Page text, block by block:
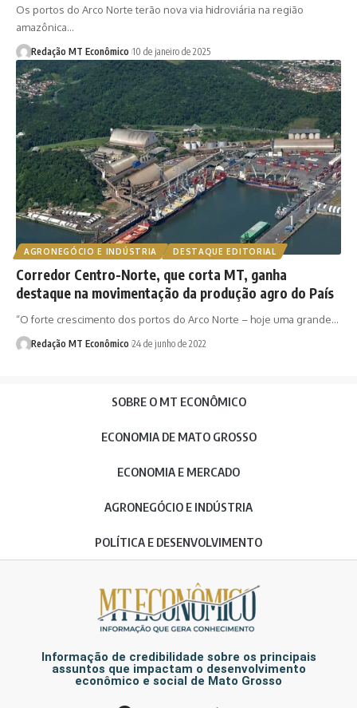
Os portos do Arco Norte terão nova via hidroviária na região
amazônica…
Redação MT Econômico 10 de janeiro de 2025
AGRONEGÓCIO E INDÚSTRIA DESTAQUE EDITORIAL
Corredor Centro-Norte, que corta MT, ganha
destaque na movimentação da produção agro do País
“O forte crescimento dos portos do Arco Norte – hoje uma grande…
Redação MT Econômico 24 de junho de 2022
SOBRE O MT ECONÔMICO
ECONOMIA DE MATO GROSSO
ECONOMIA E MERCADO
AGRONEGÓCIO E INDÚSTRIA
POLÍTICA E DESENVOLVIMENTO
Informação de credibilidade sobre os principais
assuntos que impactam o desenvolvimento
econômico e social de Mato Grosso